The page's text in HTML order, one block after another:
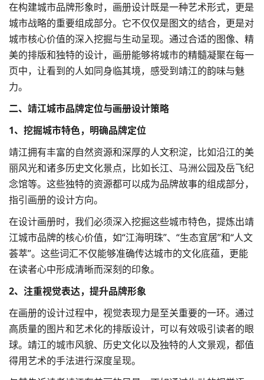
在构建城市品牌形象时，画册设计既是一种艺术形式，更是
城市战略的重要组成部分。它不仅仅是图文的结合，更是对
城市核心价值的深入挖掘与生动呈现。通过合适的图像、精
美的排版和独特的设计，画册能够将城市的精髓凝聚在每一
页中，让看到的人如同身临其境，感受到靖江的韵味与魅
力。
二、靖江城市品牌定位与画册设计策略
1、挖掘城市特色，明确品牌定位
靖江拥有丰富的自然资源和深厚的人文积淀，比如沿江的美
丽风光和诸多历史文化景点，比如长江、马洲公园及岳飞纪
念馆等。这些独特的资源都可以成为品牌故事的组成部分，
指引画册的设计方向。
在设计画册时，我们必须深入挖掘这些城市特色，提炼出靖
江城市品牌的核心价值，如“江海明珠”、“生态宜居”和“人文
荟萃”。这些词汇不仅能够准确传达城市的文化底蕴，更能
在读者心中形成清晰而深刻的印象。
2、注重视觉表达，提升品牌形象
在画册的设计过程中，视觉表现力是至关重要的一环。通过
高质量的图片和艺术化的排版设计，可以有效吸引读者的眼
球。靖江的城市风貌、历史文化以及独特的人文景观，都值
得用艺术的手法进行深度呈现。